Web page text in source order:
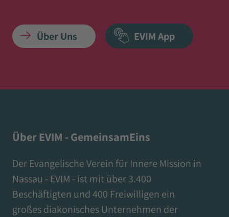
Über Uns EVIM App
Über EVIM - GemeinsamEins
Der Evangelische Verein für Innere Mission in
Nassau - EVIM - ist mit über 3.400
Beschäftigten und 400 Freiwilligen ein
großes diakonisches Unternehmen der